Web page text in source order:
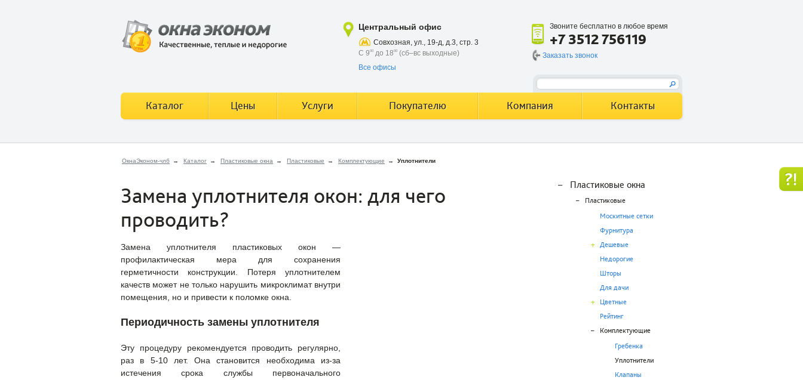
ОкнаЭконом-члб → Каталог → Пластиковые окна → Пластиковые → Комплектующие → Уплотнители
Замена уплотнителя окон: для чего
проводить?
Замена уплотнителя пластиковых окон —
профилактическая мера для сохранения
герметичности конструкции. Потеря уплотнителем
качеств может не только нарушить микроклимат внутри
помещения, но и привести к поломке окна.
Периодичность замены уплотнителя
Эту процедуру рекомендуется проводить регулярно,
раз в 5-10 лет. Она становится необходима из-за
истечения срока службы первоначального
– Пластиковые окна
–
Пластиковые
Москитные сетки
Фурнитура
+
Дешевые
Недорогие
Шторы
Для дачи
+
Цветные
Рейтинг
–
Комплектующие
Гребенка
Уплотнители
Клапаны
Центральный офис
Совхозная, ул., 19-д, д.3, стр. 3
С 900 до 1800 (сб–вс выходные)
Все офисы
Звоните бесплатно в любое время
+7 3512 756119
Заказать звонок
Каталог Цены Услуги Покупателю Компания Контакты